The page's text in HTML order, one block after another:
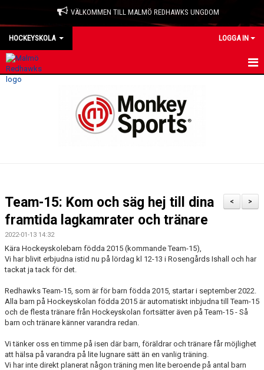
VÄLKOMMEN TILL MALMÖ REDHAWKS UNGDOM
HOCKEYSKOLA LOGGA IN
HEM
BILDGALLERI
KONTAKT
>
<
Team-15: Kom och säg hej till dina
framtida lagkamrater och tränare
2022-01-13 14:32
Kära Hockeyskolebarn födda 2015 (kommande Team-15),
Vi har blivit erbjudna istid nu på lördag kl 12-13 i Rosengårds Ishall och har
tackat ja tack för det.
Redhawks Team-15, som är för barn födda 2015, startar i september 2022.
Alla barn på Hockeyskolan födda 2015 är automatiskt inbjudna till Team-15
och de flesta tränare från Hockeyskolan fortsätter även på Team-15 - Så
barn och tränare känner varandra redan.
Vi tänker oss en timme på isen där barn, föräldrar och tränare får möjlighet
att hälsa på varandra på lite lugnare sätt än en vanlig träning.
Vi har inte direkt planerat någon träning men lite beroende på antal barn